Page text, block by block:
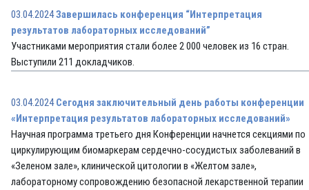
03.04.2024Завершилась конференция “Интерпретация
результатов лабораторных исследований”
Участниками мероприятия стали более 2 000 человек из 16 стран.
Выступили 211 докладчиков.
03.04.2024 Сегодня заключительный день работы конференции
«Интерпретация результатов лабораторных исследований»
Научная программа третьего дня Конференции начнется секциями по
циркулирующим биомаркерам сердечно-сосудистых заболеваний в
«Зеленом зале», клинической цитологии в «Желтом зале»,
лабораторному сопровождению безопасной лекарственной терапии